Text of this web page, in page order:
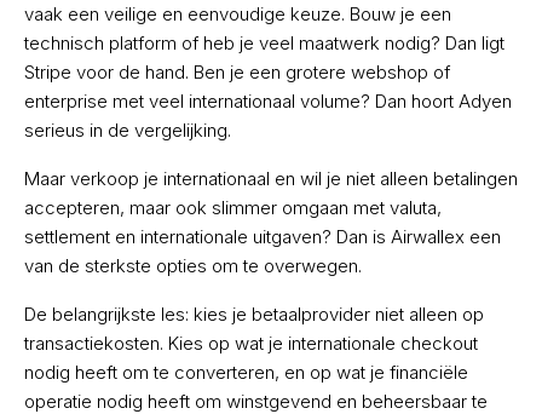
vaak een veilige en eenvoudige keuze. Bouw je een
technisch platform of heb je veel maatwerk nodig? Dan ligt
Stripe voor de hand. Ben je een grotere webshop of
enterprise met veel internationaal volume? Dan hoort Adyen
serieus in de vergelijking.
Maar verkoop je internationaal en wil je niet alleen betalingen
accepteren, maar ook slimmer omgaan met valuta,
settlement en internationale uitgaven? Dan is Airwallex een
van de sterkste opties om te overwegen.
De belangrijkste les: kies je betaalprovider niet alleen op
transactiekosten. Kies op wat je internationale checkout
nodig heeft om te converteren, en op wat je financiële
operatie nodig heeft om winstgevend en beheersbaar te